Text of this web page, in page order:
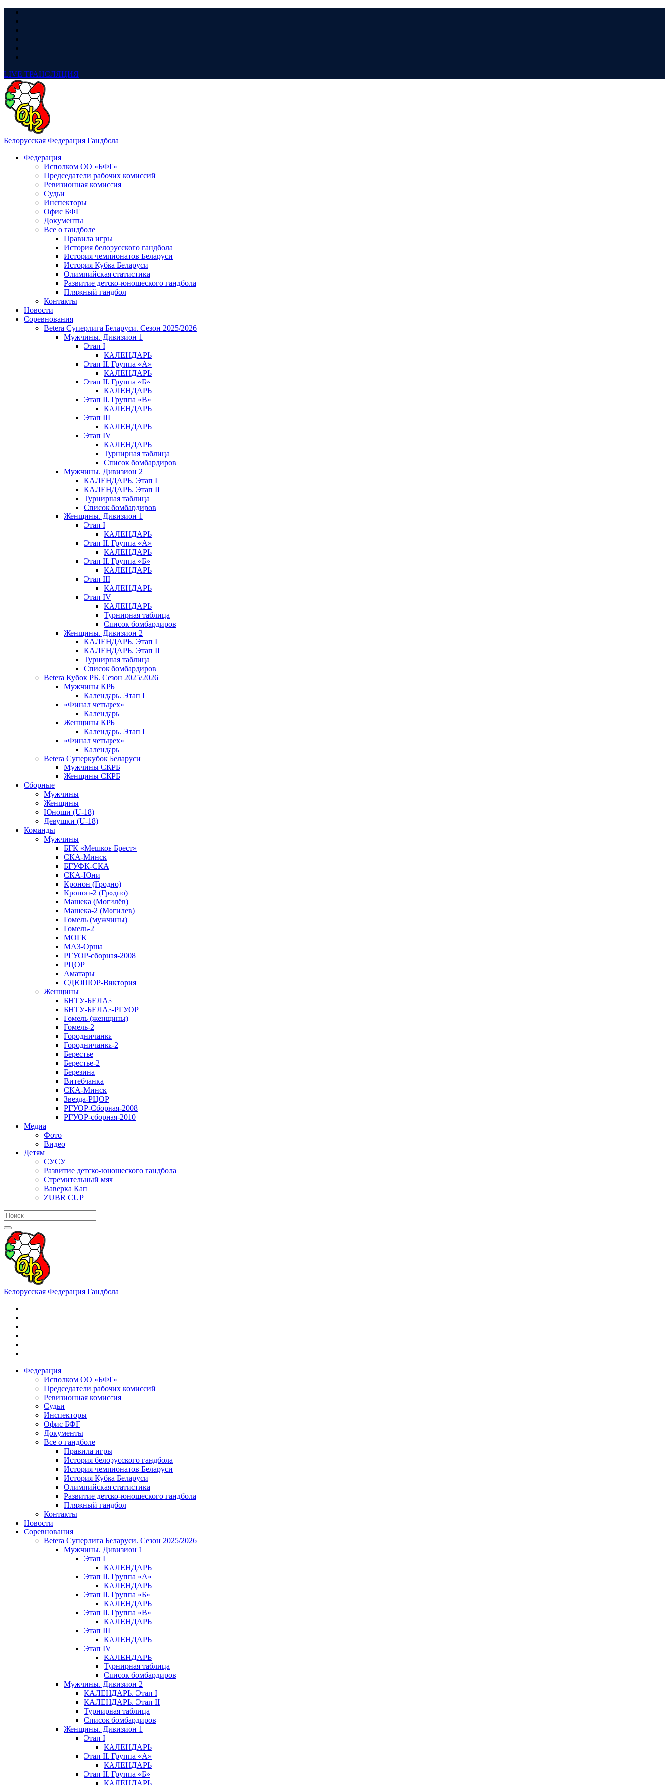
LIVE ТРАНСЛЯЦИЯ
Белорусская Федерация Гандбола
Федерация
Исполком ОО «БФГ»
Председатели рабочих комиссий
Ревизионная комиссия
Судьи
Инспекторы
Офис БФГ
Документы
Все о гандболе
Правила игры
История белорусского гандбола
История чемпионатов Беларуси
История Кубка Беларуси
Олимпийская статистика
Развитие детско-юношеского гандбола
Пляжный гандбол
Контакты
Новости
Соревнования
Betera Суперлига Беларуси. Сезон 2025/2026
Мужчины. Дивизион 1
Этап I
КАЛЕНДАРЬ
Этап II. Группа «А»
КАЛЕНДАРЬ
Этап II. Группа «Б»
КАЛЕНДАРЬ
Этап II. Группа «В»
КАЛЕНДАРЬ
Этап III
КАЛЕНДАРЬ
Этап IV
КАЛЕНДАРЬ
Турнирная таблица
Список бомбардиров
Мужчины. Дивизион 2
КАЛЕНДАРЬ. Этап I
КАЛЕНДАРЬ. Этап II
Турнирная таблица
Список бомбардиров
Женщины. Дивизион 1
Этап I
КАЛЕНДАРЬ
Этап II. Группа «А»
КАЛЕНДАРЬ
Этап II. Группа «Б»
КАЛЕНДАРЬ
Этап III
КАЛЕНДАРЬ
Этап IV
КАЛЕНДАРЬ
Турнирная таблица
Список бомбардиров
Женщины. Дивизион 2
КАЛЕНДАРЬ. Этап I
КАЛЕНДАРЬ. Этап II
Турнирная таблица
Список бомбардиров
Betera Кубок РБ. Сезон 2025/2026
Мужчины КРБ
Календарь. Этап I
«Финал четырех»
Календарь
Женщины КРБ
Календарь. Этап I
«Финал четырех»
Календарь
Betera Суперкубок Беларуси
Мужчины СКРБ
Женщины СКРБ
Сборные
Мужчины
Женщины
Юноши (U-18)
Девушки (U-18)
Команды
Мужчины
БГК «Мешков Брест»
СКА-Минск
БГУФК-СКА
СКА-Юни
Кронон (Гродно)
Кронон-2 (Гродно)
Машека (Могилёв)
Машека-2 (Могилев)
Гомель (мужчины)
Гомель-2
МОГК
МАЗ-Орша
РГУОР-сборная-2008
РЦОР
Аматары
СДЮШОР-Виктория
Женщины
БНТУ-БЕЛАЗ
БНТУ-БЕЛАЗ-РГУОР
Гомель (женщины)
Гомель-2
Городничанка
Городничанка-2
Берестье
Берестье-2
Березина
Витебчанка
СКА-Минск
Звезда-РЦОР
РГУОР-Сборная-2008
РГУОР-сборная-2010
Медиа
Фото
Видео
Детям
СУСУ
Развитие детско-юношеского гандбола
Стремительный мяч
Ваверка Кап
ZUBR CUP
Белорусская Федерация Гандбола
Федерация
Исполком ОО «БФГ»
Председатели рабочих комиссий
Ревизионная комиссия
Судьи
Инспекторы
Офис БФГ
Документы
Все о гандболе
Правила игры
История белорусского гандбола
История чемпионатов Беларуси
История Кубка Беларуси
Олимпийская статистика
Развитие детско-юношеского гандбола
Пляжный гандбол
Контакты
Новости
Соревнования
Betera Суперлига Беларуси. Сезон 2025/2026
Мужчины. Дивизион 1
Этап I
КАЛЕНДАРЬ
Этап II. Группа «А»
КАЛЕНДАРЬ
Этап II. Группа «Б»
КАЛЕНДАРЬ
Этап II. Группа «В»
КАЛЕНДАРЬ
Этап III
КАЛЕНДАРЬ
Этап IV
КАЛЕНДАРЬ
Турнирная таблица
Список бомбардиров
Мужчины. Дивизион 2
КАЛЕНДАРЬ. Этап I
КАЛЕНДАРЬ. Этап II
Турнирная таблица
Список бомбардиров
Женщины. Дивизион 1
Этап I
КАЛЕНДАРЬ
Этап II. Группа «А»
КАЛЕНДАРЬ
Этап II. Группа «Б»
КАЛЕНДАРЬ